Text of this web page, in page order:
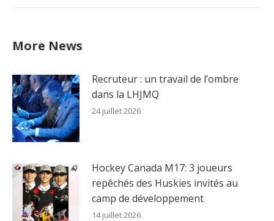
More News
Recruteur : un travail de l’ombre
dans la LHJMQ
24 juillet 2026
Hockey Canada M17: 3 joueurs
repêchés des Huskies invités au
camp de développement
14 juillet 2026